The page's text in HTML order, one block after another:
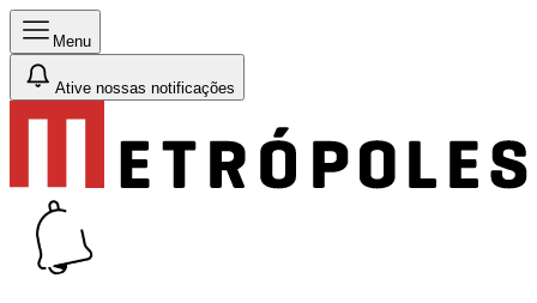
Menu
Ative nossas notificações